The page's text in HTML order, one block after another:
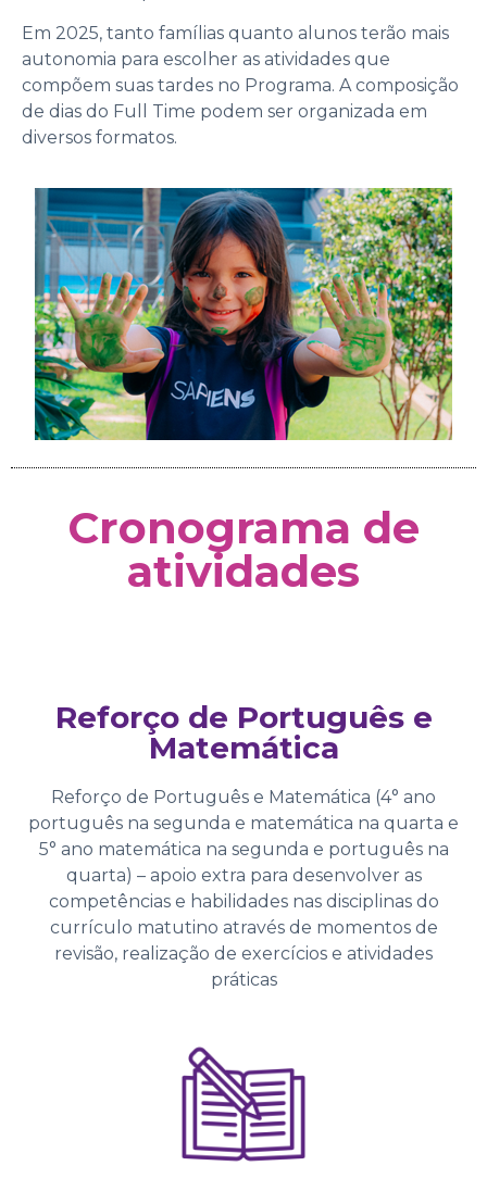
Em 2025, tanto famílias quanto alunos terão mais
autonomia para escolher as atividades que
compõem suas tardes no Programa. A composição
de dias do Full Time podem ser organizada em
diversos formatos.
Cronograma de
atividades
Reforço de Português e
Matemática
Reforço de Português e Matemática (4° ano
português na segunda e matemática na quarta e
5° ano matemática na segunda e português na
quarta) – apoio extra para desenvolver as
competências e habilidades nas disciplinas do
currículo matutino através de momentos de
revisão, realização de exercícios e atividades
práticas